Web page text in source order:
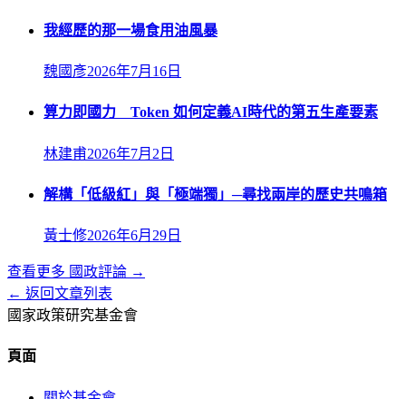
我經歷的那一場食用油風暴
魏國彥2026年7月16日
算力即國力 Token 如何定義AI時代的第五生產要素
林建甫2026年7月2日
解構「低級紅」與「極端獨」─尋找兩岸的歷史共鳴箱
黃士修2026年6月29日
查看更多 國政評論 →
← 返回文章列表
國家政策研究基金會
頁面